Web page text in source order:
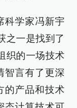
科学家冯新宇
之一是找到了
织的一场技术
智言有了更深
的产品和技术